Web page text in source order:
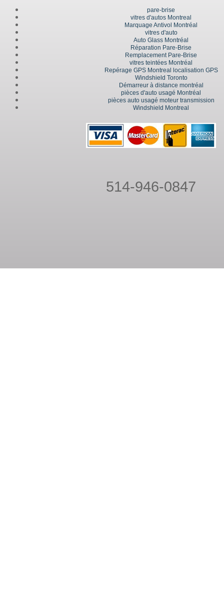
pare-brise
vitres d'autos Montreal
Marquage Antivol Montréal
vitres d'auto
Auto Glass Montréal
Réparation Pare-Brise
Remplacement Pare-Brise
vitres teintées Montréal
Repérage GPS Montreal localisation GPS
Windshield Toronto
Démarreur à distance montréal
pièces d'auto usagé Montréal
pièces auto usagé moteur transmission
Windshield Montreal
514-946-0847